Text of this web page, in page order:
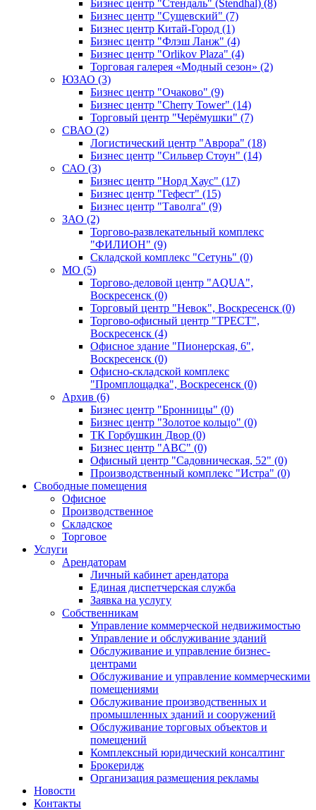
Бизнес центр "Стендаль" (Stendhal) (8)
Бизнес центр "Сущевский" (7)
Бизнес центр Китай-Город (1)
Бизнес центр "Флэш Ланж" (4)
Бизнес центр "Orlikov Plaza" (4)
Торговая галерея «Модный сезон» (2)
ЮЗАО (3)
Бизнес центр "Очаково" (9)
Бизнес центр "Cherry Tower" (14)
Торговый центр "Черёмушки" (7)
СВАО (2)
Логистический центр "Аврора" (18)
Бизнес центр "Сильвер Стоун" (14)
САО (3)
Бизнес центр "Норд Хаус" (17)
Бизнес центр "Гефест" (15)
Бизнес центр "Таволга" (9)
ЗАО (2)
Торгово-развлекательный комплекс
"ФИЛИОН" (9)
Складской комплекс "Сетунь" (0)
MO (5)
Торгово-деловой центр "AQUA",
Воскресенск (0)
Торговый центр "Невок", Воскресенск (0)
Торгово-офисный центр "ТРЕСТ",
Воскресенск (4)
Офисное здание "Пионерская, 6",
Воскресенск (0)
Офисно-складской комплекс
"Промплощадка", Воскресенск (0)
Архив (6)
Бизнес центр "Бронницы" (0)
Бизнес центр "Золотое кольцо" (0)
ТК Горбушкин Двор (0)
Бизнес центр "АВС" (0)
Офисный центр "Садовническая, 52" (0)
Производственный комплекс "Истра" (0)
Свободные помещения
Офисное
Производственное
Складское
Торговое
Услуги
Арендаторам
Личный кабинет арендатора
Единая диспетчерская служба
Заявка на услугу
Собственникам
Управление коммерческой недвижимостью
Управление и обслуживание зданий
Обслуживание и управление бизнес-
центрами
Обслуживание и управление коммерческими
помещениями
Обслуживание производственных и
промышленных зданий и сооружений
Обслуживание торговых объектов и
помещений
Комплексный юридический консалтинг
Брокеридж
Организация размещения рекламы
Новости
Контакты